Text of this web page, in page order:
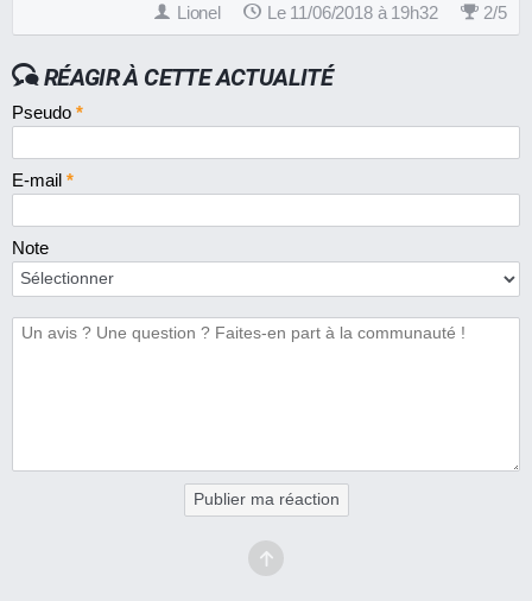
Lionel Le 11/06/2018 à 19h32 2/5
RÉAGIR À CETTE ACTUALITÉ
Pseudo *
E-mail *
Note
Publier ma réaction